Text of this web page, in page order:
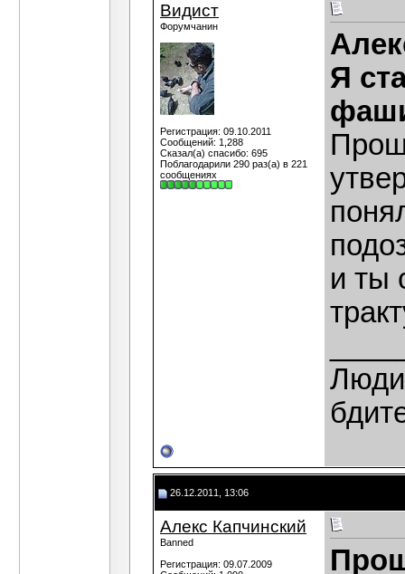
Видист
Форумчанин
Регистрация: 09.10.2011
Сообщений: 1,288
Сказал(а) спасибо: 695
Поблагодарили 290 раз(а) в 221
сообщениях
Я
и ты
26.12.2011, 13:06
Алекс Капчинский
Banned
Регистрация: 09.07.2009